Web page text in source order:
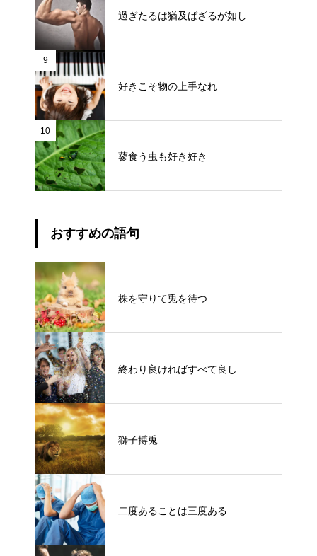
過ぎたるは猶及ばざるが如し
9
好きこそ物の上手なれ
10
蓼食う虫も好き好き
おすすめの語句
株を守りて兎を待つ
終わり良ければすべて良し
獅子搏兎
二度あることは三度ある